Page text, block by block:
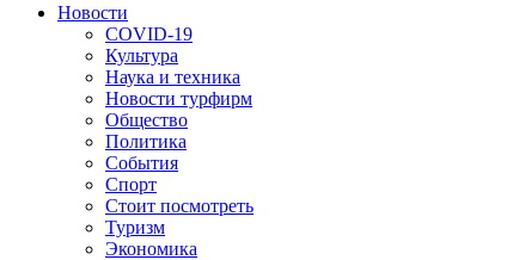
Новости
COVID-19
Культура
Наука и техника
Новости турфирм
Общество
Политика
События
Спорт
Стоит посмотреть
Туризм
Экономика